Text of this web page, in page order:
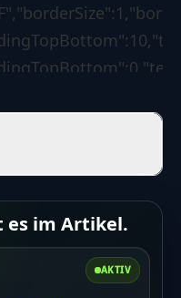
es im Artikel.
AKTIV